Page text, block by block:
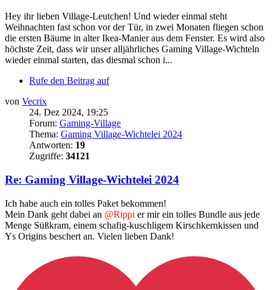
Hey ihr lieben Village-Leutchen! Und wieder einmal steht
Weihnachten fast schon vor der Tür, in zwei Monaten fliegen schon
die ersten Bäume in alter Ikea-Manier aus dem Fenster. Es wird also
höchste Zeit, dass wir unser alljährliches Gaming Village-Wichteln
wieder einmal starten, das diesmal schon i...
Rufe den Beitrag auf
von Vecrix
24. Dez 2024, 19:25
Forum: Gaming-Village
Thema: Gaming Village-Wichtelei 2024
Antworten: 19
Zugriffe: 34121
Re: Gaming Village-Wichtelei 2024
Ich habe auch ein tolles Paket bekommen!
Mein Dank geht dabei an @Rippi er mir ein tolles Bundle aus jede
Menge Süßkram, einem schafig-kuschligem Kirschkernkissen und
Ys Origins beschert an. Vielen lieben Dank!